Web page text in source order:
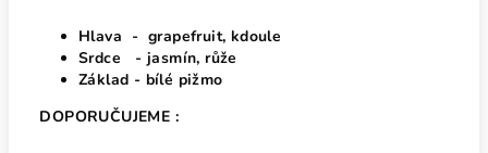
Hlava - grapefruit, kdoule
Srdce - jasmín, růže
Základ - bílé pižmo
DOPORUČUJEME :